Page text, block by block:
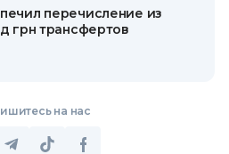
перечисление из
грн трансфертов
на нас